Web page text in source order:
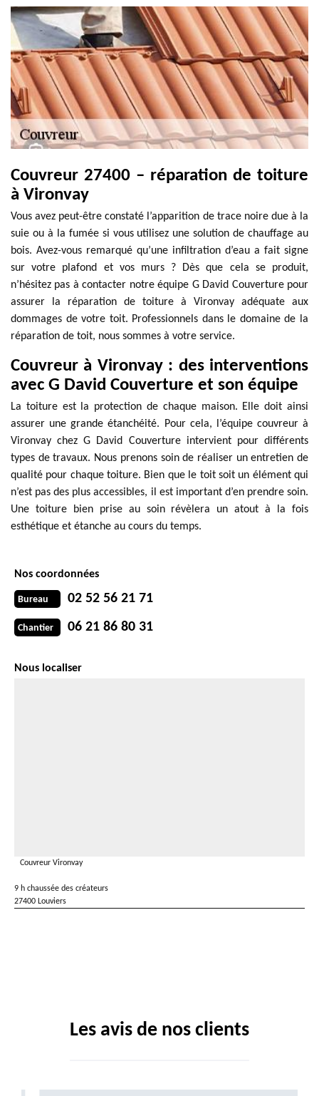
Couvreur 27400 – réparation de toiture
à Vironvay
Vous avez peut-être constaté l’apparition de trace noire due à la
suie ou à la fumée si vous utilisez une solution de chauffage au
bois. Avez-vous remarqué qu’une infiltration d’eau a fait signe
sur votre plafond et vos murs ? Dès que cela se produit,
n’hésitez pas à contacter notre équipe G David Couverture pour
assurer la réparation de toiture à Vironvay adéquate aux
dommages de votre toit. Professionnels dans le domaine de la
réparation de toit, nous sommes à votre service.
Couvreur à Vironvay : des interventions
avec G David Couverture et son équipe
La toiture est la protection de chaque maison. Elle doit ainsi
assurer une grande étanchéité. Pour cela, l’équipe couvreur à
Vironvay chez G David Couverture intervient pour différents
types de travaux. Nous prenons soin de réaliser un entretien de
qualité pour chaque toiture. Bien que le toit soit un élément qui
n’est pas des plus accessibles, il est important d’en prendre soin.
Une toiture bien prise au soin révèlera un atout à la fois
esthétique et étanche au cours du temps.
Nos coordonnées
Bureau 02 52 56 21 71
Chantier 06 21 86 80 31
Nous localiser
Couvreur Vironvay
9 h chaussée des créateurs
27400 Louviers
Les avis de nos clients